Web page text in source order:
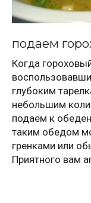
подаем
Когда
глубоким
небольшим
подаем к
таким обедом
гренками или
Приятного вам